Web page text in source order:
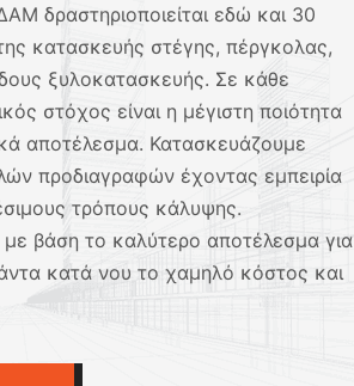
δραστηριοποιείται εδώ και 30
κατασκευής στέγης, πέργκολας,
ξυλοκατασκευής. Σε κάθε
στόχος είναι η μέγιστη ποιότητα
αποτέλεσμα. Κατασκευάζουμε
προδιαγραφών έχοντας εμπειρία
τρόπους κάλυψης.
με βάση το καλύτερο αποτέλεσμα για
κατά νου το χαμηλό κόστος και